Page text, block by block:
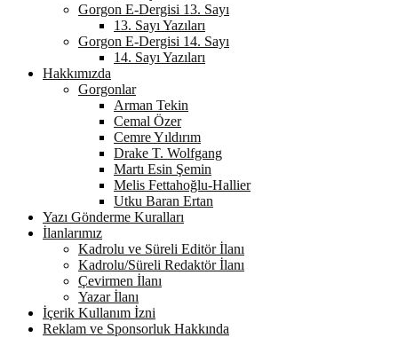
Gorgon E-Dergisi 13. Sayı
13. Sayı Yazıları
Gorgon E-Dergisi 14. Sayı
14. Sayı Yazıları
Hakkımızda
Gorgonlar
Arman Tekin
Cemal Özer
Cemre Yıldırım
Drake T. Wolfgang
Martı Esin Şemin
Melis Fettahoğlu-Hallier
Utku Baran Ertan
Yazı Gönderme Kuralları
İlanlarımız
Kadrolu ve Süreli Editör İlanı
Kadrolu/Süreli Redaktör İlanı
Çevirmen İlanı
Yazar İlanı
İçerik Kullanım İzni
Reklam ve Sponsorluk Hakkında